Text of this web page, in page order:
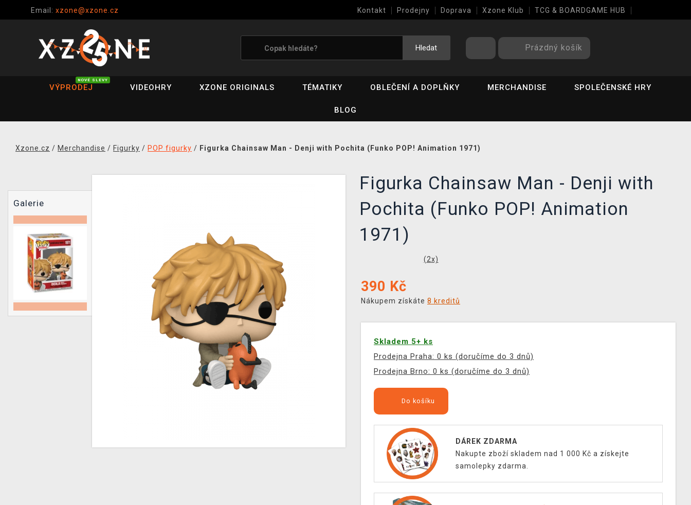
Email: xzone@xzone.cz Kontakt Prodejny Doprava Xzone Klub TCG & BOARDGAME HUB
Hledat Prázdný košík
VÝPRODEJ
NOVÉ SLEVY
VIDEOHRY XZONE ORIGINALS TÉMATIKY OBLEČENÍ A DOPLŇKY MERCHANDISE SPOLEČENSKÉ HRY
BLOG
Xzone.cz / Merchandise / Figurky / POP figurky / Figurka Chainsaw Man - Denji with Pochita (Funko POP! Animation 1971)
Galerie
Figurka Chainsaw Man - Denji with
Pochita (Funko POP! Animation
1971)
(2x)
390 Kč
Nákupem získáte 8 kreditů
Skladem 5+ ks
Prodejna Praha: 0 ks (doručíme do 3 dnů)
Prodejna Brno: 0 ks (doručíme do 3 dnů)
Do košíku
DÁREK ZDARMA
Nakupte zboží skladem nad 1 000 Kč a získejte
samolepky zdarma.